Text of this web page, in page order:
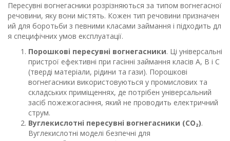
Пересувні вогнегасники розрізняються за типом вогнегасної
речовини, яку вони містять. Кожен тип речовини призначен
ий для боротьби з певними класами займання і підходить дл
я специфічних умов експлуатації.
Порошкові пересувні вогнегасники. Ці універсальні
пристрої ефективні при гасінні займання класів A, B і C
(тверді матеріали, рідини та гази). Порошкові
вогнегасники використовуються у промислових та
складських приміщеннях, де потрібен універсальний
засіб пожежогасіння, який не проводить електричний
струм.
Вуглекислотні пересувні вогнегасники (СО₂).
Вуглекислотні моделі безпечні для